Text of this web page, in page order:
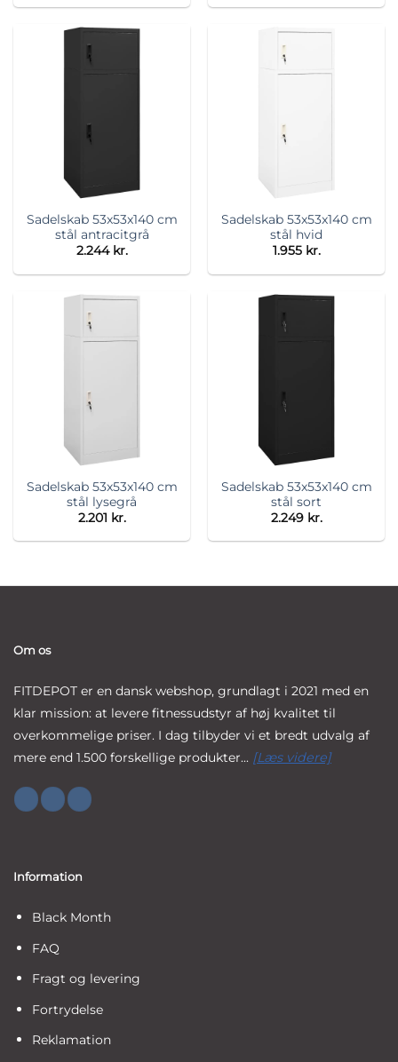
Sadelskab 53x53x140 cm
stål antracitgrå
2.244 kr.
Sadelskab 53x53x140 cm
stål hvid
1.955 kr.
Sadelskab 53x53x140 cm
stål lysegrå
2.201 kr.
Sadelskab 53x53x140 cm
stål sort
2.249 kr.
Om os
FITDEPOT er en dansk webshop, grundlagt i 2021 med en
klar mission: at levere fitnessudstyr af høj kvalitet til
overkommelige priser. I dag tilbyder vi et bredt udvalg af
mere end 1.500 forskellige produkter... [Læs videre]
Information
Black Month
FAQ
Fragt og levering
Fortrydelse
Reklamation